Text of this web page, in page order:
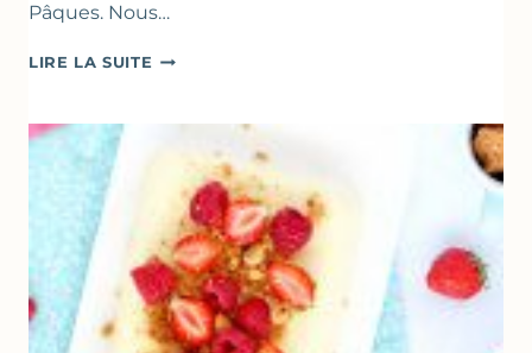
Pâques. Nous…
LIRE LA SUITE RECETTES
GOURMANDES